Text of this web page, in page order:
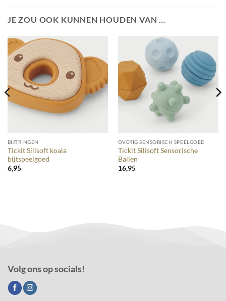
JE ZOU OOK KUNNEN HOUDEN VAN …
BIJTRINGEN
Tickit Silisoft koala
bijtspeelgoed
6,95
OVERIG SENSORISCH SPEELGOED
Tickit Silisoft Sensorische
Ballen
16,95
Volg ons op socials!